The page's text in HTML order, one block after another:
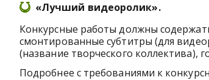
«Лучший видеоролик».
Конкурсные работы должны
смонтированные субтитры (для
(название творческого коллектива),
Подробнее с требованиями к